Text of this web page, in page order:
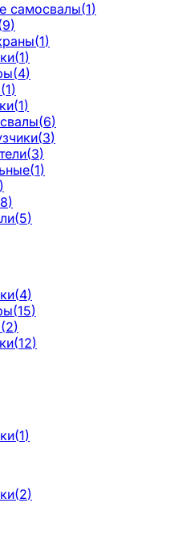
самосвалы(1)
9)
(1)
(1)
(4)
(1)
(1)
(6)
(3)
(3)
(1)
)
8)
(5)
(4)
(15)
(2)
(12)
(1)
(2)